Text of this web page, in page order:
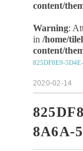
content/
Warning:
in /home/
content/
825DF8E9-
2020-02-14
8A6A-